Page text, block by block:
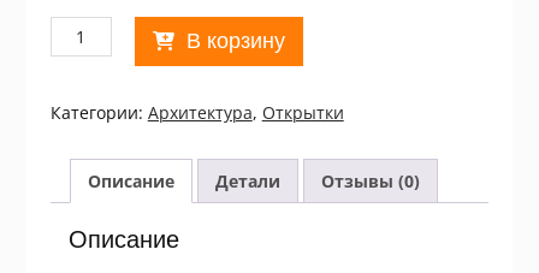
Количество
товара
1981.
Музей-
памятник
Исаакиевский
собор.
Комплект
В корзину
Категории: Архитектура, Открытки
Описание Детали Отзывы (0)
Описание